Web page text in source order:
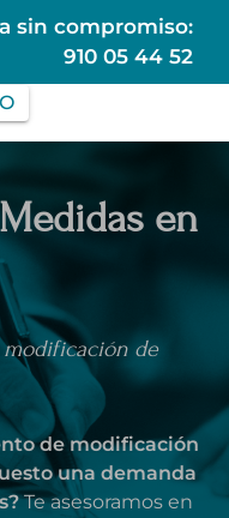
sin compromiso:
910 05 44 52
en
modificación de
de modificación
una demanda
Te asesoramos en